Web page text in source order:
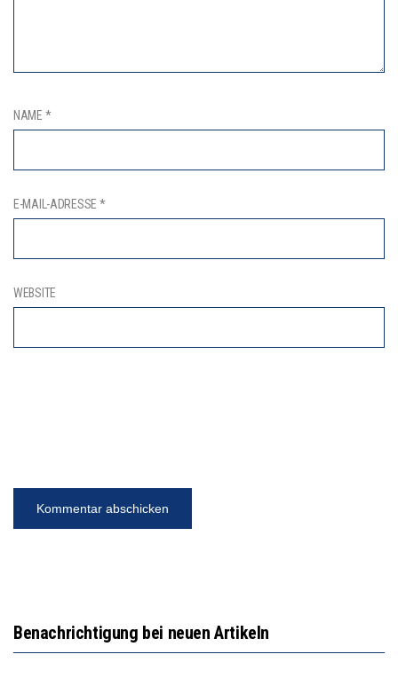
NAME *
E-MAIL-ADRESSE *
WEBSITE
Benachrichtigung bei neuen Artikeln